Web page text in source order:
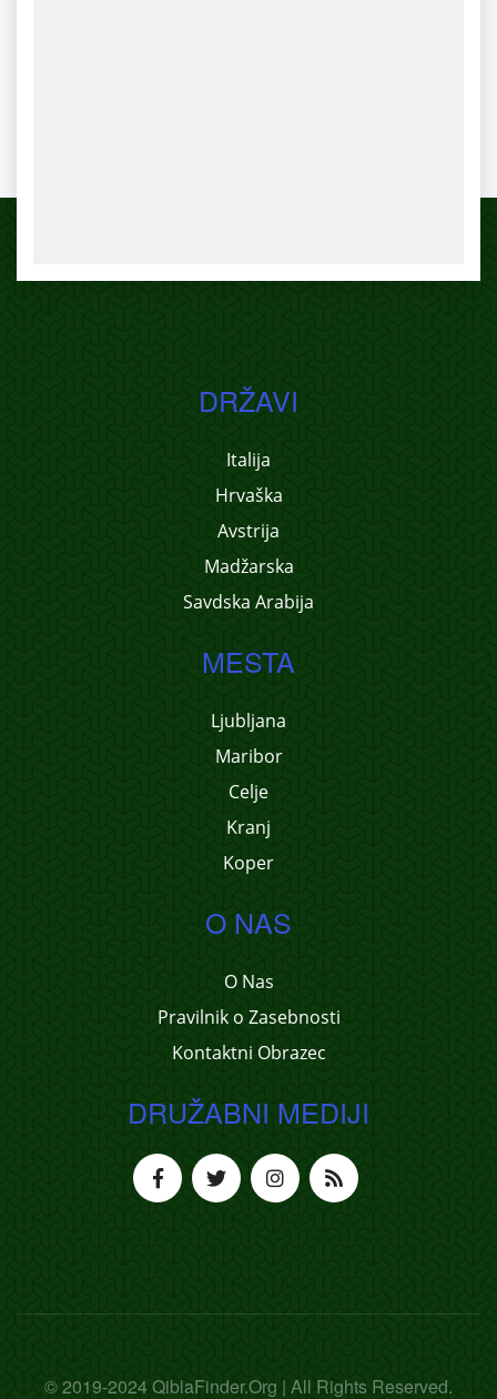
DRŽAVI
Italija
Hrvaška
Avstrija
Madžarska
Savdska Arabija
MESTA
Ljubljana
Maribor
Celje
Kranj
Koper
O NAS
O Nas
Pravilnik o Zasebnosti
Kontaktni Obrazec
DRUŽABNI MEDIJI
© 2019-2024 QiblaFinder.Org | All Rights Reserved.